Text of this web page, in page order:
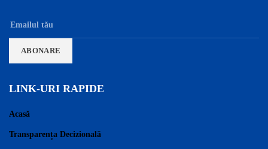
LINK-URI RAPIDE
Acasă
Transparența Decizională